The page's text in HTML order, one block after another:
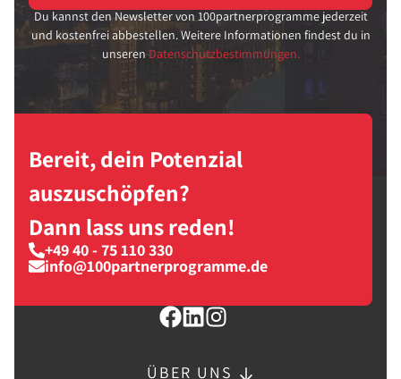
Du kannst den Newsletter von 100partnerprogramme jederzeit
und kostenfrei abbestellen. Weitere Informationen findest du in
unseren Datenschutzbestimmungen.
Bereit, dein Potenzial
auszuschöpfen?
Dann lass uns reden!
+49 40 - 75 110 330
info@100partnerprogramme.de
ÜBER UNS